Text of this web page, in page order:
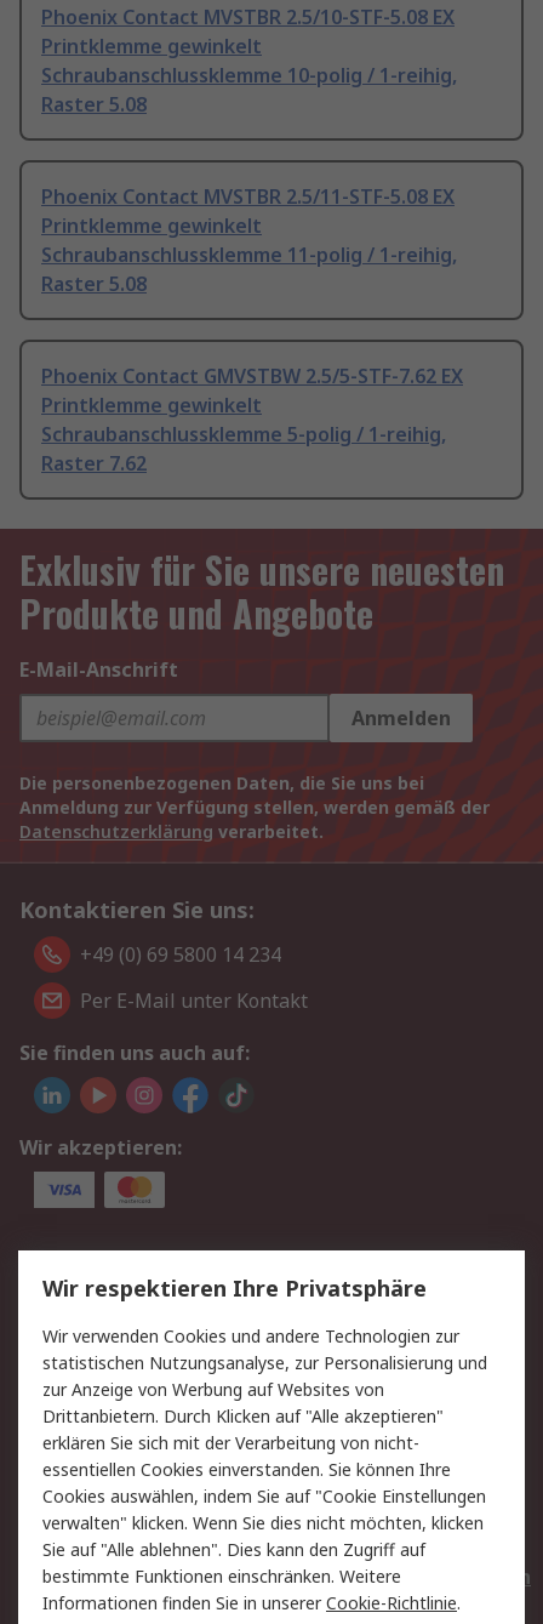
Phoenix Contact MVSTBR 2.5/10-STF-5.08 EX
Printklemme gewinkelt
Schraubanschlussklemme 10-polig / 1-reihig,
Raster 5.08
Phoenix Contact MVSTBR 2.5/11-STF-5.08 EX
Printklemme gewinkelt
Schraubanschlussklemme 11-polig / 1-reihig,
Raster 5.08
Phoenix Contact GMVSTBW 2.5/5-STF-7.62 EX
Printklemme gewinkelt
Schraubanschlussklemme 5-polig / 1-reihig,
Raster 7.62
Exklusiv für Sie unsere neuesten
Produkte und Angebote
E-Mail-Anschrift
Anmelden
Die personenbezogenen Daten, die Sie uns bei
Anmeldung zur Verfügung stellen, werden gemäß der
Datenschutzerklärung verarbeitet.
Kontaktieren Sie uns:
+49 (0) 69 5800 14 234
Per E-Mail unter Kontakt
Sie finden uns auch auf:
Wir akzeptieren:
Service
Value Added Services
Lieferlösungen
Rücksendungen
Kontakt
Hilfe
Privatkunden
Rechtliches
AGB
Datenschutz
Cookie-Richtlinie
Zahlungsbedingungen
Copyright/Impressum
Entsorgung
Elektrogeräte/Batterien
Wir respektieren Ihre Privatsphäre
Wir verwenden Cookies und andere Technologien zur
statistischen Nutzungsanalyse, zur Personalisierung und
zur Anzeige von Werbung auf Websites von
Drittanbietern. Durch Klicken auf "Alle akzeptieren"
erklären Sie sich mit der Verarbeitung von nicht-
essentiellen Cookies einverstanden. Sie können Ihre
Cookies auswählen, indem Sie auf "Cookie Einstellungen
verwalten" klicken. Wenn Sie dies nicht möchten, klicken
Sie auf "Alle ablehnen". Dies kann den Zugriff auf
bestimmte Funktionen einschränken. Weitere
Informationen finden Sie in unsererCookie-Richtlinie.